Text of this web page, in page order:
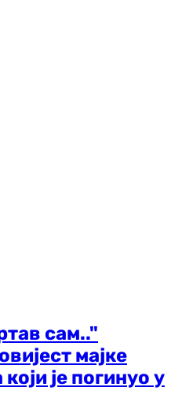
сам.."
мајке
је погинуо у